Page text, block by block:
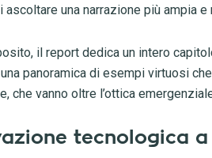
ascoltare una narrazione più ampia
il report dedica un intero
panoramica di esempi virtuosi
che vanno oltre l’ottica
tecnologica